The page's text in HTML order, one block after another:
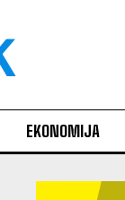
EKONOMIJA